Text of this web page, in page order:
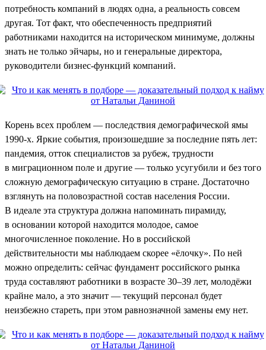
потребность компаний в людях одна, а реальность совсем
другая. Тот факт, что обеспеченность предприятий
работниками находится на историческом минимуме, должны
знать не только эйчары, но и генеральные директора,
руководители бизнес-функций компаний.
Корень всех проблем — последствия демографической ямы
1990-х. Яркие события, произошедшие за последние пять лет:
пандемия, отток специалистов за рубеж, трудности
в миграционном поле и другие — только усугубили и без того
сложную демографическую ситуацию в стране. Достаточно
взглянуть на половозрастной состав населения России.
В идеале эта структура должна напоминать пирамиду,
в основании которой находится молодое, самое
многочисленное поколение. Но в российской
действительности мы наблюдаем скорее «ёлочку». По ней
можно определить: сейчас фундамент российского рынка
труда составляют работники в возрасте 30–39 лет, молодёжи
крайне мало, а это значит — текущий персонал будет
неизбежно стареть, при этом равнозначной замены ему нет.